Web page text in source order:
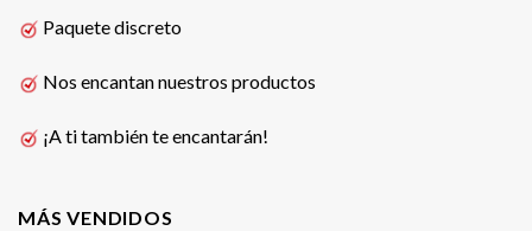
Paquete discreto
Nos encantan nuestros productos
¡A ti también te encantarán!
MÁS VENDIDOS